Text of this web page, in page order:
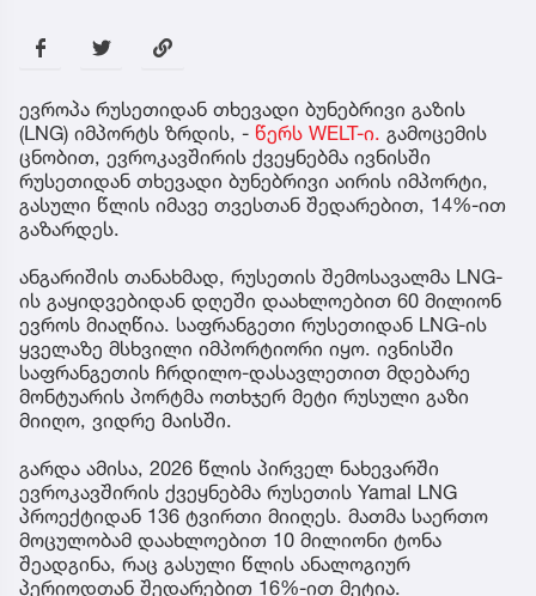
ევროპა რუსეთიდან თხევადი ბუნებრივი გაზის
(LNG) იმპორტს ზრდის, - წერს WELT-ი. გამოცემის
ცნობით, ევროკავშირის ქვეყნებმა ივნისში
რუსეთიდან თხევადი ბუნებრივი აირის იმპორტი,
გასული წლის იმავე თვესთან შედარებით, 14%-ით
გაზარდეს.
ანგარიშის თანახმად, რუსეთის შემოსავალმა LNG-
ის გაყიდვებიდან დღეში დაახლოებით 60 მილიონ
ევროს მიაღწია. საფრანგეთი რუსეთიდან LNG-ის
ყველაზე მსხვილი იმპორტიორი იყო. ივნისში
საფრანგეთის ჩრდილო-დასავლეთით მდებარე
მონტუარის პორტმა ოთხჯერ მეტი რუსული გაზი
მიიღო, ვიდრე მაისში.
გარდა ამისა, 2026 წლის პირველ ნახევარში
ევროკავშირის ქვეყნებმა რუსეთის Yamal LNG
პროექტიდან 136 ტვირთი მიიღეს. მათმა საერთო
მოცულობამ დაახლოებით 10 მილიონი ტონა
შეადგინა, რაც გასული წლის ანალოგიურ
პერიოდთან შედარებით 16%-ით მეტია.